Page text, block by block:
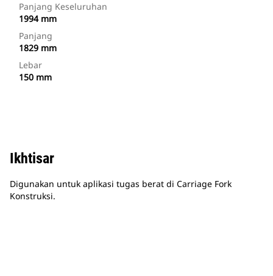
Panjang Keseluruhan
1994 mm
Panjang
1829 mm
Lebar
150 mm
Ikhtisar
Digunakan untuk aplikasi tugas berat di Carriage Fork
Konstruksi.